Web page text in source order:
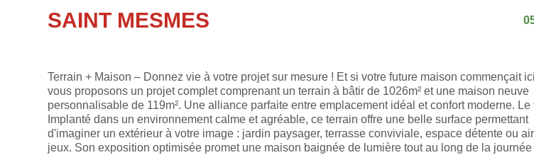
SAINT MESMES
Terrain + Maison – Donnez vie à votre projet sur mesure ! Et si votre future maison commençait
vous proposons un projet complet comprenant un terrain à bâtir de 1026m² et une maison neuve
personnalisable de 119m². Une alliance parfaite entre emplacement idéal et confort moderne. Le
Implanté dans un environnement calme et agréable, ce terrain offre une belle surface permettant
d'imaginer un extérieur à votre image : jardin paysager, terrasse conviviale, espace détente ou
jeux. Son exposition optimisée promet une maison baignée de lumière tout au long de la journée